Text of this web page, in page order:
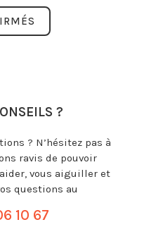
?
? N’hésitez pas à
ravis de pouvoir
vous aiguiller et
questions au
10 67